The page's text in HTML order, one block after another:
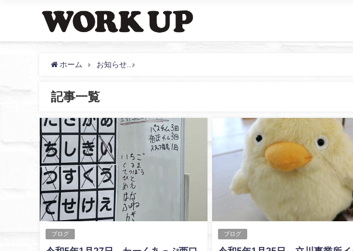
ホーム お知らせ 1月, 2023 | わーくあっぷ・ぼぬーる｜東京都指定の障がい
記事一覧
ブログ ブログ